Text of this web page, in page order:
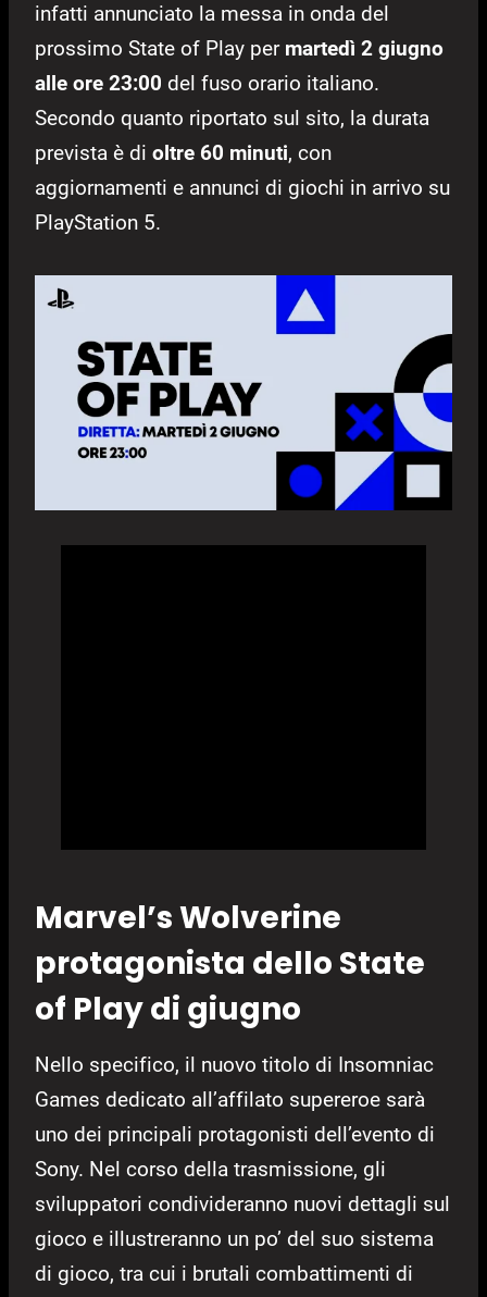
infatti annunciato la messa in onda del
prossimo State of Play per martedì 2 giugno
alle ore 23:00 del fuso orario italiano.
Secondo quanto riportato sul sito, la durata
prevista è di oltre 60 minuti, con
aggiornamenti e annunci di giochi in arrivo su
PlayStation 5.
Marvel’s Wolverine
protagonista dello State
of Play di giugno
Nello specifico, il nuovo titolo di Insomniac
Games dedicato all’affilato supereroe sarà
uno dei principali protagonisti dell’evento di
Sony. Nel corso della trasmissione, gli
sviluppatori condivideranno nuovi dettagli sul
gioco e illustreranno un po’ del suo sistema
di gioco, tra cui i brutali combattimenti di